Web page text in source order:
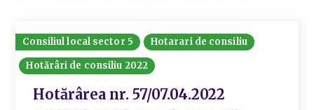
Consiliul local sector 5
Hotarari de consiliu
Hotărâri de consiliu 2022
Hotărârea nr. 57/07.04.2022